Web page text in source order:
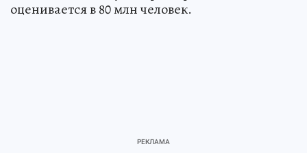
оценивается в 80 млн человек.